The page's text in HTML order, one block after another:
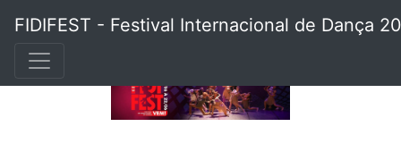
FIDIFEST - Festival Internacional de Dança